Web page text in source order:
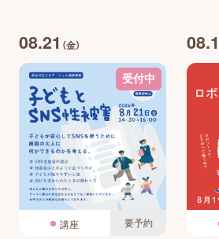
08.21 （金）
受付中
講座 要予約